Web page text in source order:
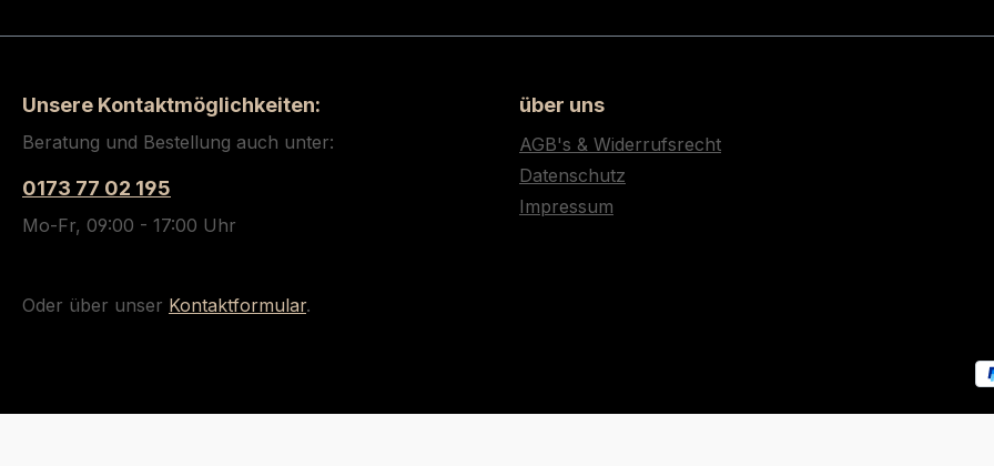
Unsere Kontaktmöglichkeiten:
Beratung und Bestellung auch unter:
0173 77 02 195
Mo-Fr, 09:00 - 17:00 Uhr
Oder über unser Kontaktformular.
über uns
AGB's & Widerrufsrecht
Datenschutz
Impressum